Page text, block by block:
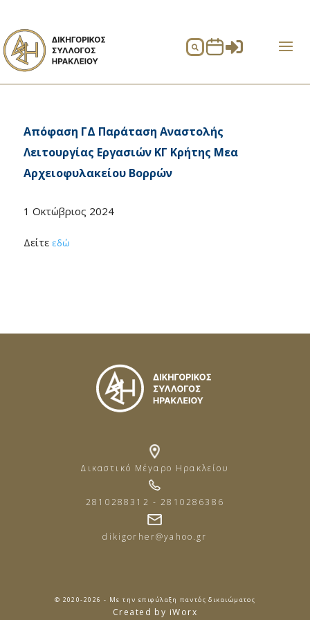
 
Απόφαση ΓΔ Παράταση Αναστολής
Λειτουργίας Εργασιών ΚΓ Κρήτης Μεα
Αρχειοφυλακείου Βορρών
1 Οκτώβριος 2024
Δείτε εδώ
Δικαστικό Μέγαρο Ηρακλείου
2810288312 - 2810286386
dikigorher@yahoo.gr
© 2020-2026 - Με την επιφύλαξη παντός δικαιώματος
Created by iWorx